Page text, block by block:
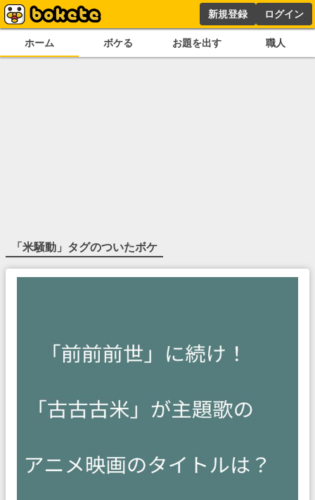
新規登録 ログイン
ホーム ボケる お題を出す 職人
「米騒動 」タグのついたボケ